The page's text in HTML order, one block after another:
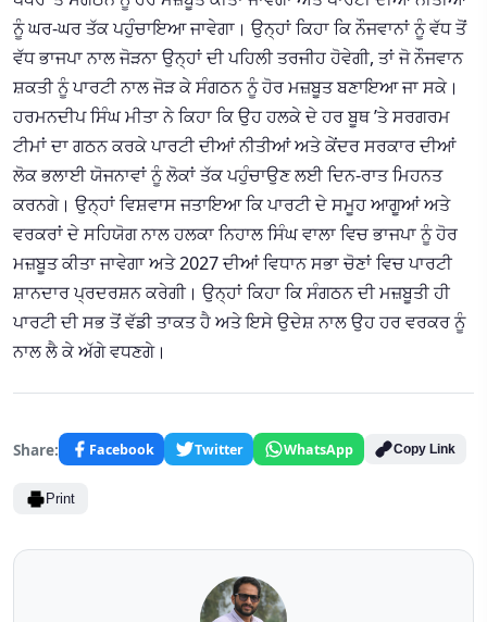
ਨੂੰ ਘਰ-ਘਰ ਤੱਕ ਪਹੁੰਚਾਇਆ ਜਾਵੇਗਾ। ਉਨ੍ਹਾਂ ਕਿਹਾ ਕਿ ਨੌਜਵਾਨਾਂ ਨੂੰ ਵੱਧ ਤੋਂ
ਵੱਧ ਭਾਜਪਾ ਨਾਲ ਜੋੜਨਾ ਉਨ੍ਹਾਂ ਦੀ ਪਹਿਲੀ ਤਰਜੀਹ ਹੋਵੇਗੀ, ਤਾਂ ਜੋ ਨੌਜਵਾਨ
ਸ਼ਕਤੀ ਨੂੰ ਪਾਰਟੀ ਨਾਲ ਜੋੜ ਕੇ ਸੰਗਠਨ ਨੂੰ ਹੋਰ ਮਜ਼ਬੂਤ ਬਣਾਇਆ ਜਾ ਸਕੇ।
ਹਰਮਨਦੀਪ ਸਿੰਘ ਮੀਤਾ ਨੇ ਕਿਹਾ ਕਿ ਉਹ ਹਲਕੇ ਦੇ ਹਰ ਬੂਥ ’ਤੇ ਸਰਗਰਮ
ਟੀਮਾਂ ਦਾ ਗਠਨ ਕਰਕੇ ਪਾਰਟੀ ਦੀਆਂ ਨੀਤੀਆਂ ਅਤੇ ਕੇਂਦਰ ਸਰਕਾਰ ਦੀਆਂ
ਲੋਕ ਭਲਾਈ ਯੋਜਨਾਵਾਂ ਨੂੰ ਲੋਕਾਂ ਤੱਕ ਪਹੁੰਚਾਉਣ ਲਈ ਦਿਨ-ਰਾਤ ਮਿਹਨਤ
ਕਰਨਗੇ। ਉਨ੍ਹਾਂ ਵਿਸ਼ਵਾਸ ਜਤਾਇਆ ਕਿ ਪਾਰਟੀ ਦੇ ਸਮੂਹ ਆਗੂਆਂ ਅਤੇ
ਵਰਕਰਾਂ ਦੇ ਸਹਿਯੋਗ ਨਾਲ ਹਲਕਾ ਨਿਹਾਲ ਸਿੰਘ ਵਾਲਾ ਵਿਚ ਭਾਜਪਾ ਨੂੰ ਹੋਰ
ਮਜ਼ਬੂਤ ਕੀਤਾ ਜਾਵੇਗਾ ਅਤੇ 2027 ਦੀਆਂ ਵਿਧਾਨ ਸਭਾ ਚੋਣਾਂ ਵਿਚ ਪਾਰਟੀ
ਸ਼ਾਨਦਾਰ ਪ੍ਰਦਰਸ਼ਨ ਕਰੇਗੀ। ਉਨ੍ਹਾਂ ਕਿਹਾ ਕਿ ਸੰਗਠਨ ਦੀ ਮਜ਼ਬੂਤੀ ਹੀ
ਪਾਰਟੀ ਦੀ ਸਭ ਤੋਂ ਵੱਡੀ ਤਾਕਤ ਹੈ ਅਤੇ ਇਸੇ ਉਦੇਸ਼ ਨਾਲ ਉਹ ਹਰ ਵਰਕਰ ਨੂੰ
ਨਾਲ ਲੈ ਕੇ ਅੱਗੇ ਵਧਣਗੇ।
Share: Facebook Twitter WhatsApp Copy Link
Print